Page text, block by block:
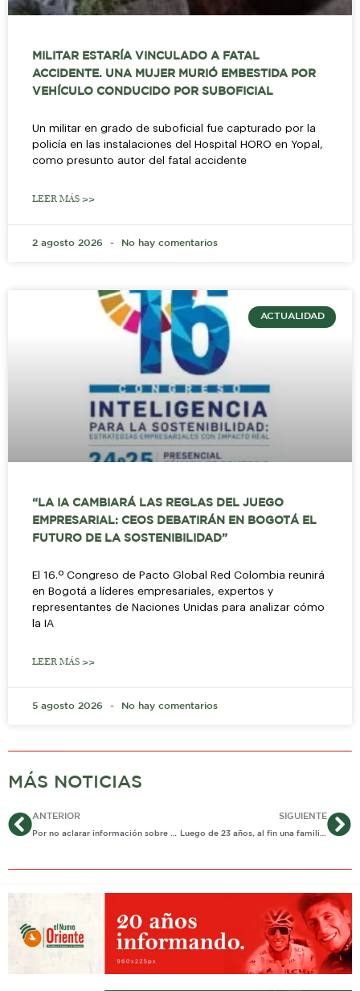
MILITAR ESTARÍA VINCULADO A FATAL
ACCIDENTE. UNA MUJER MURIÓ EMBESTIDA POR
VEHÍCULO CONDUCIDO POR SUBOFICIAL
Un militar en grado de suboficial fue capturado por la
policía en las instalaciones del Hospital HORO en Yopal,
como presunto autor del fatal accidente
LEER MÁS >>
2 agosto 2026 No hay comentarios
ACTUALIDAD
“LA IA CAMBIARÁ LAS REGLAS DEL JUEGO
EMPRESARIAL: CEOS DEBATIRÁN EN BOGOTÁ EL
FUTURO DE LA SOSTENIBILIDAD”
El 16.º Congreso de Pacto Global Red Colombia reunirá
en Bogotá a líderes empresariales, expertos y
representantes de Naciones Unidas para analizar cómo
la IA
LEER MÁS >>
5 agosto 2026 No hay comentarios
MÁS NOTICIAS
AntANTERIOR
Por no aclarar información sobre nexos con paramilitares la JEP rechaza solicitud de sometimiento de exalcalde de Aguazul
SIGUIENTE
Luego de 23 años, al fin una familia pudo despedir a Leidy Tatiana